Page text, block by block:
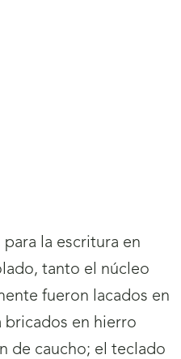
la escritura en
tanto el núcleo
fueron lacados en
bricados en hierro
de caucho; el teclado